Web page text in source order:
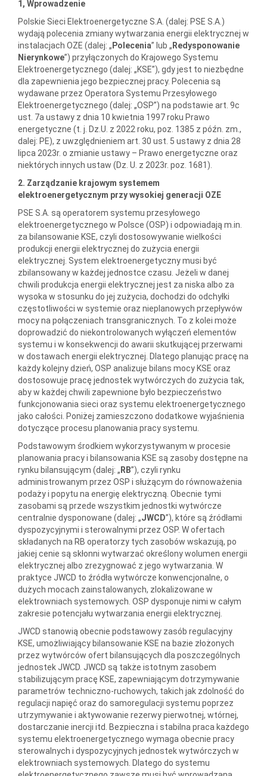
1, Wprowadzenie
Polskie Sieci Elektroenergetyczne S.A. (dalej: PSE S.A.)
wydają polecenia zmiany wytwarzania energii elektrycznej w
instalacjach OZE (dalej: „ Polecenia” lub „ Redysponowanie
Nierynkowe”) przyłączonych do Krajowego Systemu
Elektroenergetycznego (dalej: „KSE”), gdy jest to niezbędne
dla zapewnienia jego bezpiecznej pracy. Polecenia są
wydawane przez Operatora Systemu Przesyłowego
Elektroenergetycznego (dalej: „OSP”) na podstawie art. 9c
ust. 7a ustawy z dnia 10 kwietnia 1997 roku Prawo
energetyczne (t. j. Dz.U. z 2022 roku, poz. 1385 z późn. zm.,
dalej: PE), z uwzględnieniem art. 30 ust. 5 ustawy z dnia 28
lipca 2023r. o zmianie ustawy – Prawo energetyczne oraz
niektórych innych ustaw (Dz. U. z 2023r. poz. 1681).
2. Zarządzanie krajowym systemem
elektroenergetycznym przy wysokiej generacji OZE
PSE S.A. są operatorem systemu przesyłowego
elektroenergetycznego w Polsce (OSP) i odpowiadają m.in.
za bilansowanie KSE, czyli dostosowywanie wielkości
produkcji energii elektrycznej do zużycia energii
elektrycznej. System elektroenergetyczny musi być
zbilansowany w każdej jednostce czasu. Jeżeli w danej
chwili produkcja energii elektrycznej jest za niska albo za
wysoka w stosunku do jej zużycia, dochodzi do odchyłki
częstotliwości w systemie oraz nieplanowych przepływów
mocy na połączeniach transgranicznych. To z kolei może
doprowadzić do niekontrolowanych wyłączeń elementów
systemu i w konsekwencji do awarii skutkującej przerwami
w dostawach energii elektrycznej. Dlatego planując pracę na
każdy kolejny dzień, OSP analizuje bilans mocy KSE oraz
dostosowuje pracę jednostek wytwórczych do zużycia tak,
aby w każdej chwili zapewnione było bezpieczeństwo
funkcjonowania sieci oraz systemu elektroenergetycznego
jako całości. Poniżej zamieszczono dodatkowe wyjaśnienia
dotyczące procesu planowania pracy systemu.
Podstawowym środkiem wykorzystywanym w procesie
planowania pracy i bilansowania KSE są zasoby dostępne na
rynku bilansującym (dalej: „ RB”), czyli rynku
administrowanym przez OSP i służącym do równoważenia
podaży i popytu na energię elektryczną. Obecnie tymi
zasobami są przede wszystkim jednostki wytwórcze
centralnie dysponowane (dalej: „JWCD”), które są źródłami
dyspozycyjnymi i sterowalnymi przez OSP. W ofertach
składanych na RB operatorzy tych zasobów wskazują, po
jakiej cenie są skłonni wytwarzać określony wolumen energii
elektrycznej albo zrezygnować z jego wytwarzania. W
praktyce JWCD to źródła wytwórcze konwencjonalne, o
dużych mocach zainstalowanych, zlokalizowane w
elektrowniach systemowych. OSP dysponuje nimi w całym
zakresie potencjału wytwarzania energii elektrycznej.
JWCD stanowią obecnie podstawowy zasób regulacyjny
KSE, umożliwiający bilansowanie KSE na bazie złożonych
przez wytwórców ofert bilansujących dla poszczególnych
jednostek JWCD. JWCD są także istotnym zasobem
stabilizującym pracę KSE, zapewniającym dotrzymywanie
parametrów techniczno-ruchowych, takich jak zdolność do
regulacji napięć oraz do samoregulacji systemu poprzez
utrzymywanie i aktywowanie rezerwy pierwotnej, wtórnej,
dostarczanie inercji itd. Bezpieczna i stabilna praca każdego
systemu elektroenergetycznego wymaga obecnie pracy
sterowalnych i dyspozycyjnych jednostek wytwórczych w
elektrowniach systemowych. Dlatego do systemu